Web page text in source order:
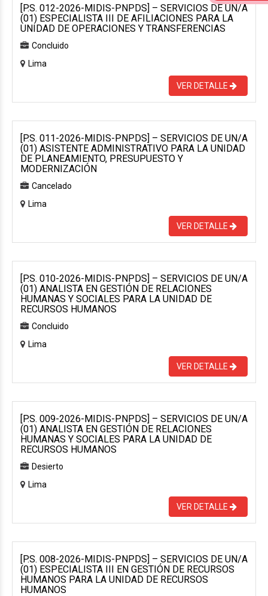
[P.S. 012-2026-MIDIS-PNPDS] – SERVICIOS DE UN/A
(01) ESPECIALISTA III DE AFILIACIONES PARA LA
UNIDAD DE OPERACIONES Y TRANSFERENCIAS
Concluido
Lima
VER DETALLE
[P.S. 011-2026-MIDIS-PNPDS] – SERVICIOS DE UN/A
(01) ASISTENTE ADMINISTRATIVO PARA LA UNIDAD
DE PLANEAMIENTO, PRESUPUESTO Y
MODERNIZACIÓN
Cancelado
Lima
VER DETALLE
[P.S. 010-2026-MIDIS-PNPDS] – SERVICIOS DE UN/A
(01) ANALISTA EN GESTIÓN DE RELACIONES
HUMANAS Y SOCIALES PARA LA UNIDAD DE
RECURSOS HUMANOS
Concluido
Lima
VER DETALLE
[P.S. 009-2026-MIDIS-PNPDS] – SERVICIOS DE UN/A
(01) ANALISTA EN GESTIÓN DE RELACIONES
HUMANAS Y SOCIALES PARA LA UNIDAD DE
RECURSOS HUMANOS
Desierto
Lima
VER DETALLE
[P.S. 008-2026-MIDIS-PNPDS] – SERVICIOS DE UN/A
(01) ESPECIALISTA III EN GESTIÓN DE RECURSOS
HUMANOS PARA LA UNIDAD DE RECURSOS
HUMANOS